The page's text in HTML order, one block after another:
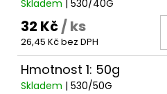
Skladem | 530/40G
32 Kč/ ks
26,45 Kč bez DPH
Hmotnost 1: 50g
Skladem | 530/50G
HODY
29
Kč